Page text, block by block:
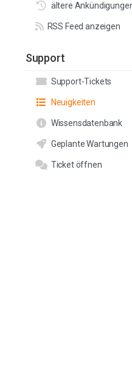
ältere
RSS Feed anzeigen
Support
Support-Tickets
Neuigkeiten
Wissensdatenbank
Geplante Wartungen
Ticket öffnen